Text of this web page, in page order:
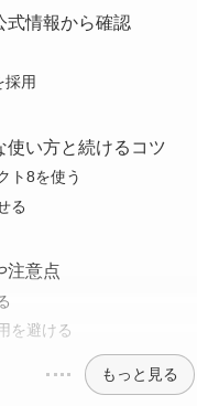
式情報から確認
採用
使い方と続けるコツ
ト8を使う
る
注意点
を避ける
もっと見る